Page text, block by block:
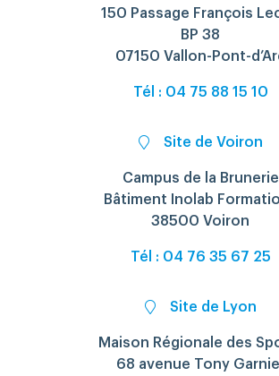
150 Passage François
BP 38
07150 Vallon-Pont-
Tél : 04 75 88 15 10
Site de Voiron
Campus de la Brunerie
Bâtiment Inolab
38500 Voiron
Tél : 04 76 35 67 25
Site de Lyon
Maison Régionale des
68 avenue Tony